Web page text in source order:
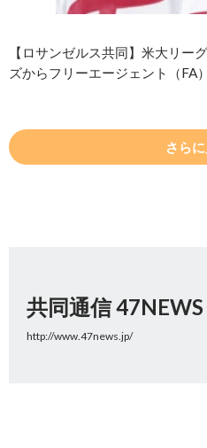
【ロサンゼルス共同】米大リー
ズからフリーエージェント（FA
さら
共同通信 47NEWS
http://www.47news.jp/